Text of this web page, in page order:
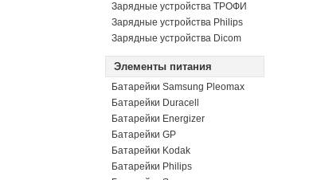
Зарядные устройства ТРОФИ
Зарядные устройства Philips
Зарядные устройства Dicom
Элементы питания
Батарейки Samsung Pleomax
Батарейки Duracell
Батарейки Energizer
Батарейки GP
Батарейки Kodak
Батарейки Philips